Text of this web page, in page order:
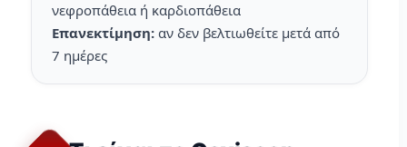
νεφροπάθεια ή καρδιοπάθεια
Επανεκτίμηση: αν δεν βελτιωθείτε μετά από
7 ημέρες